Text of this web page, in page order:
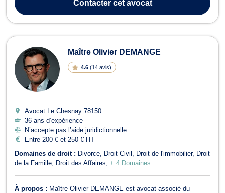
Contactercet avocat
Maître Olivier DEMANGE
4.6 (14 avis)
Avocat Le Chesnay 78150
36 ans d’expérience
N’accepte pas l’aide juridictionnelle
Entre 200 € et 250 € HT
Domaines de droit : Divorce Droit Civil Droit de l'immobilier
Droit
de la Famille
Droit des Affaires + 4 Domaines
À propos : Maître Olivier DEMANGE est avocat associé du